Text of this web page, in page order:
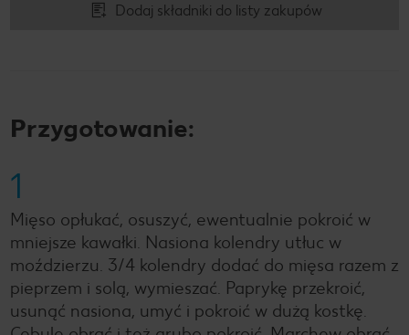
Dodaj składniki do listy zakupów
Przygotowanie:
1
Mięso opłukać, osuszyć, ewentualnie pokroić w
mniejsze kawałki. Nasiona kolendry utłuc w
moździerzu. 3/4 kolendry dodać do mięsa razem z
pieprzem i solą, wymieszać. Paprykę przekroić,
usunąć nasiona, umyć i pokroić w dużą kostkę.